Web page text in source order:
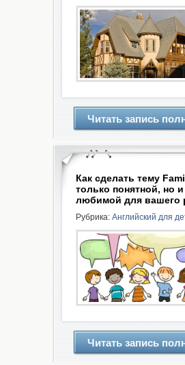
Читать запись
Как сделать тему
только понятной, но и
любимой для вашего
Рубрика: Английский для
Читать запись